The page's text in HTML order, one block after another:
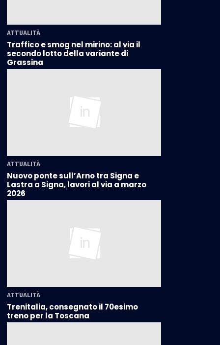
ATTUALITÀ
Traffico e smog nel mirino: al via il
secondo lotto della variante di
Grassina
ATTUALITÀ
Nuovo ponte sull’Arno tra Signa e
Lastra a Signa, lavori al via a marzo
2026
ATTUALITÀ
Trenitalia, consegnato il 70esimo
treno per la Toscana